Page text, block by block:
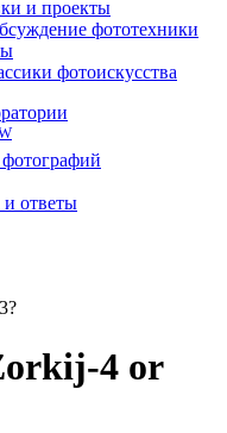
и проекты
фототехники
фотоискусства
ответы
4 or